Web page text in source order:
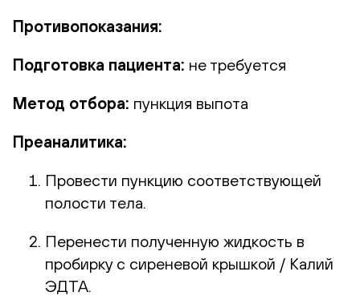
Противопоказания:
Подготовка пациента: не требуется
Метод отбора: пункция выпота
Преаналитика:
Провести пункцию соответствующей
полости тела.
Перенести полученную жидкость в
пробирку с сиреневой крышкой / Калий
ЭДТА.